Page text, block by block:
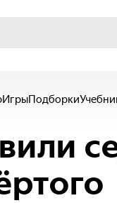
ИгрыПодборки